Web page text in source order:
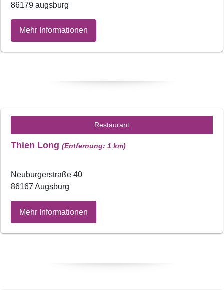
86179 augsburg
Mehr Informationen
Restaurant
Thien Long (Entfernung: 1 km)
Neuburgerstraße 40
86167 Augsburg
Mehr Informationen